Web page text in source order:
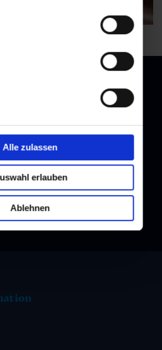
Alle zulassen
erlauben
Ablehnen
Newsletter an, und bleiben Sie
am Laufenden!